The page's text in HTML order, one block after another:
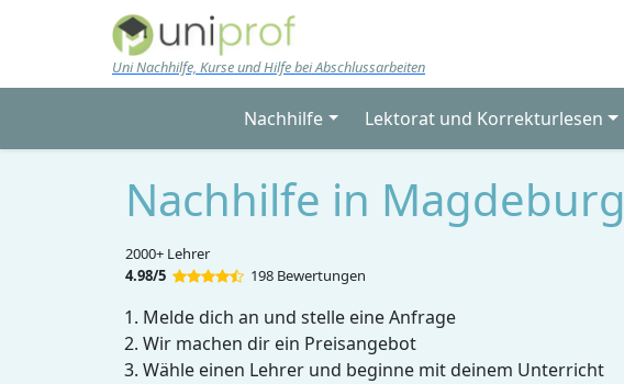
Skip to main content
Uni Nachhilfe, Kurse und Hilfe bei Abschlussarbeiten
Nachhilfe Lektorat und Korrekturlesen
Nachhilfe in Magdeburg
2000+ Lehrer
4.98/5
198 Bewertungen
Melde dich an und stelle eine Anfrage
Wir machen dir ein Preisangebot
Wähle einen Lehrer und beginne mit deinem Unterricht